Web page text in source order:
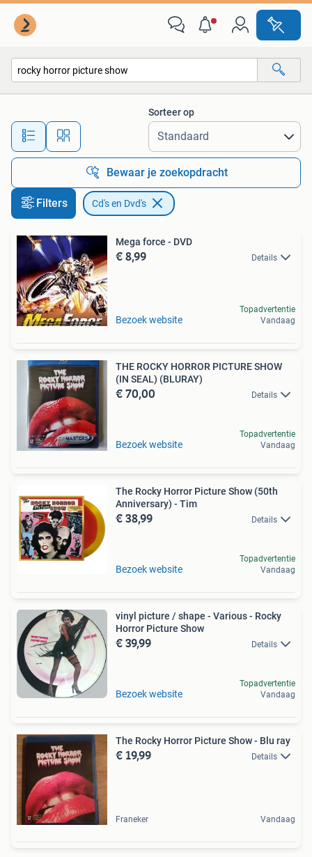
Alle afstanden…
Sorteer op
Bewaar je zoekopdracht
Filters Cd's en Dvd's
Mega force - DVD
€ 8,99 Details
Bezoek website
Topadvertentie
Vandaag
THE ROCKY HORROR PICTURE SHOW
(IN SEAL) (BLURAY)
€ 70,00 Details
Bezoek website
Topadvertentie
Vandaag
The Rocky Horror Picture Show (50th
Anniversary) - Tim
€ 38,99 Details
Bezoek website
Topadvertentie
Vandaag
vinyl picture / shape - Various - Rocky
Horror Picture Show
€ 39,99 Details
Bezoek website
Topadvertentie
Vandaag
The Rocky Horror Picture Show - Blu ray
€ 19,99 Details
Franeker Vandaag